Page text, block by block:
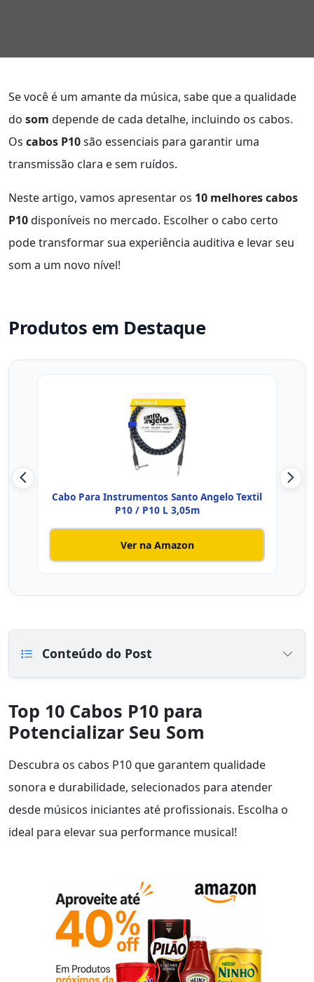
Se você é um amante da música, sabe que a qualidade
do som depende de cada detalhe, incluindo os cabos.
Os cabos P10são essenciais para garantir uma
transmissão clara e sem ruídos.
Neste artigo, vamos apresentar os 10 melhores cabos
P10disponíveis no mercado. Escolher o cabo certo
pode transformar sua experiência auditiva e levar seu
som a um novo nível!
Produtos em Destaque
Cabo Para Instrumentos Santo Angelo Textil
P10 / P10 L 3,05m
Ver na Amazon
Conteúdo do Post
Top 10 Cabos P10 para
Potencializar Seu Som
Descubra os cabos P10 que garantem qualidade
sonora e durabilidade, selecionados para atender
desde músicos iniciantes até profissionais. Escolha o
ideal para elevar sua performance musical!